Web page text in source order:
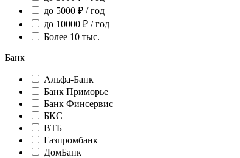
до 5000 ₽ / год
до 10000 ₽ / год
Более 10 тыс.
Банк
Альфа-Банк
Банк Приморье
Банк Финсервис
БКС
ВТБ
Газпромбанк
ДомБанк